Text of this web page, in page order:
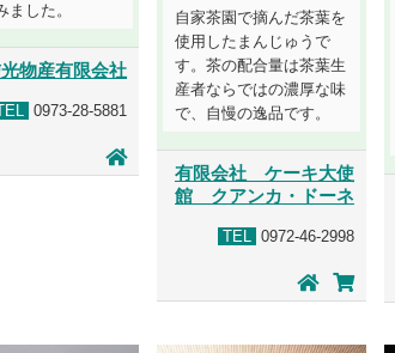
ました。
物産有限会社
0973-28-5881
自家茶園で摘んだ茶葉を
使用したまんじゅうで
す。茶の配合量は茶葉生
産者ならではの濃厚な味
で、自慢の逸品です。
有限会社 ケーキ大使
館 クアンカ・ドーネ
TEL 0972-46-2998